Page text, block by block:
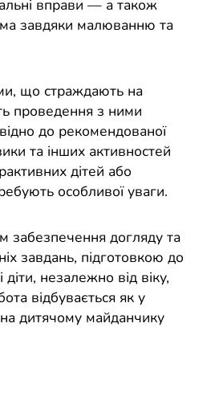
вправи — а також
завдяки малюванню та
що страждають на
проведення з ними
до рекомендованої
та інших активностей
дітей або
особливої уваги.
забезпечення догляду та
завдань, підготовкою до
незалежно від віку,
відбувається як у
дитячому майданчику